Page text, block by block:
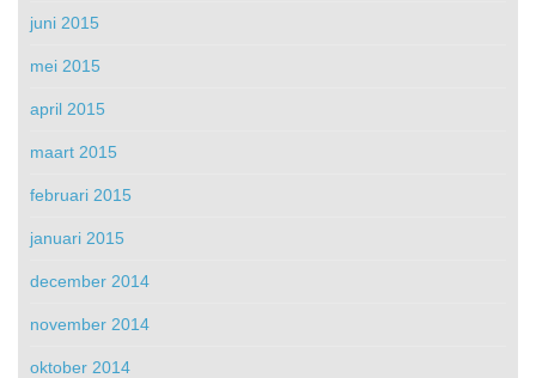
juni 2015
mei 2015
april 2015
maart 2015
februari 2015
januari 2015
december 2014
november 2014
oktober 2014